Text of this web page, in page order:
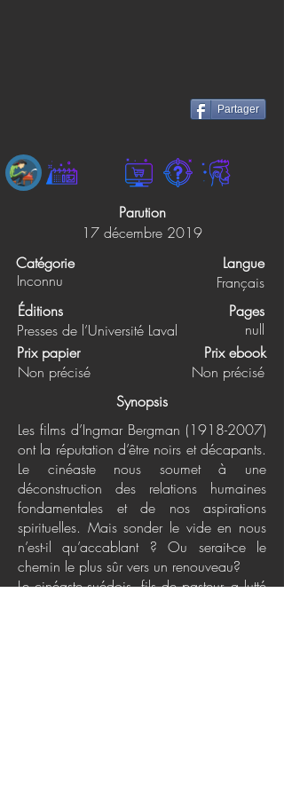
Partager
Parution
17 décembre 2019
Catégorie
Inconnu
Langue
Français
Éditions
Presses de l’Université Laval
Pages
null
Prix papier
Prix ebook
Non précisé
Non précisé
Synopsis
Les films d’Ingmar Bergman (1918-2007)
ont la réputation d’être noirs et décapants.
Le cinéaste nous soumet à une
déconstruction des relations humaines
fondamentales et de nos aspirations
spirituelles. Mais sonder le vide en nous
n’est-il qu’accablant ? Ou serait-ce le
chemin le plus sûr vers un renouveau?
Le cinéaste suédois, fils de pasteur, a lutté